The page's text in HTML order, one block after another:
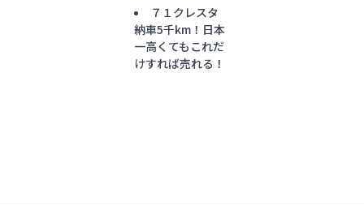
７１クレスタ
納車5千km！日本
一高くてもこれだ
けすれば売れる！